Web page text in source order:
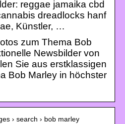
reggae jamaika cbd
dreadlocks hanf
Künstler, …
zum Thema Bob
Newsbilder von
Sie aus erstklassigen
Bob Marley in höchster
› search › bob marley